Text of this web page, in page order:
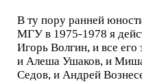
В ту пору ранней
МГУ в 1975-1978 я
Игорь Волгин, и все
и Алеша Ушаков, и
Седов, и Андрей